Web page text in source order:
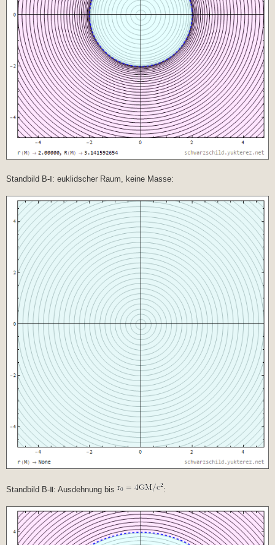
Standbild B-Ⅰ: euklidscher Raum, keine Masse:
Standbild B-Ⅱ: Ausdehnung bis :